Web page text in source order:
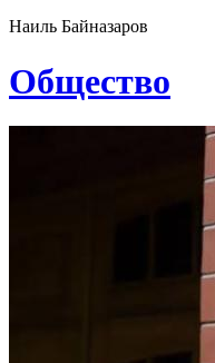
Наиль Байназаров
Общество